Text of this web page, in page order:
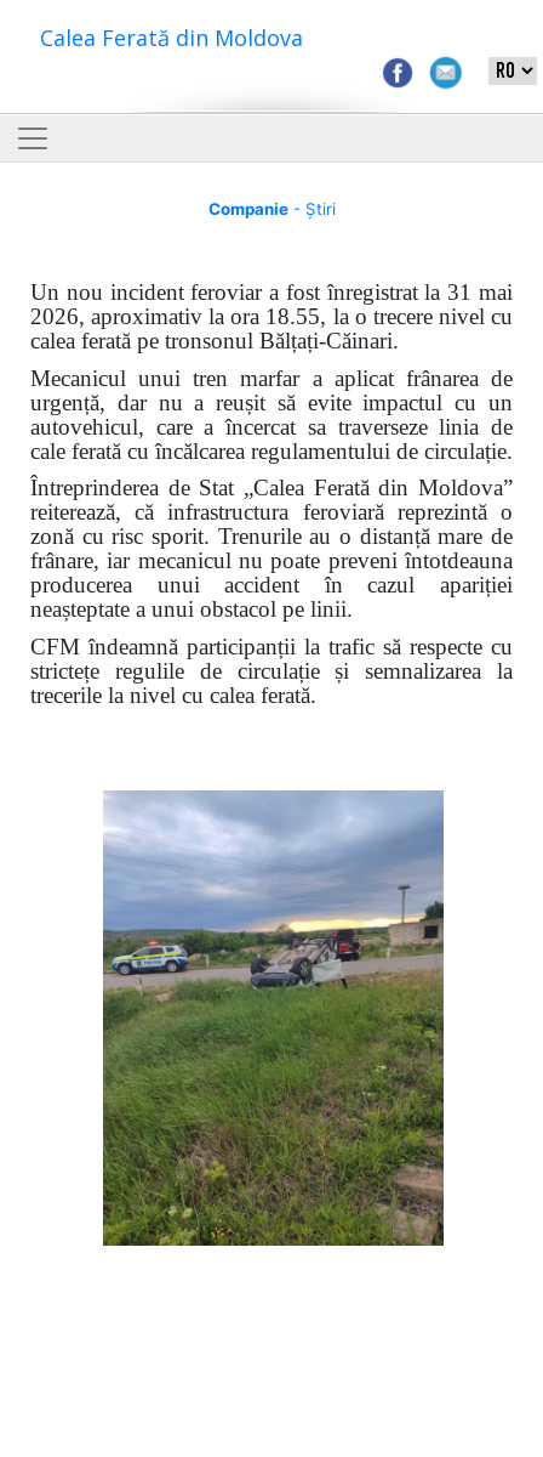
Calea Ferată din Moldova
Companie- Știri
Un nou incident feroviar a fost înregistrat la 31 mai
2026, aproximativ la ora 18.55, la o trecere nivel cu
calea ferată pe tronsonul Bălțați-Căinari.
Mecanicul unui tren marfar a aplicat frânarea de
urgență, dar nu a reușit să evite impactul cu un
autovehicul, care a încercat sa traverseze linia de
cale ferată cu încălcarea regulamentului de circulație.
Întreprinderea de Stat „Calea Ferată din Moldova”
reiterează, că infrastructura feroviară reprezintă o
zonă cu risc sporit. Trenurile au o distanță mare de
frânare, iar mecanicul nu poate preveni întotdeauna
producerea unui accident în cazul apariției
neașteptate a unui obstacol pe linii.
CFM îndeamnă participanții la trafic să respecte cu
strictețe regulile de circulație și semnalizarea la
trecerile la nivel cu calea ferată.